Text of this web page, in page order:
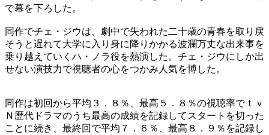
で幕を下ろした。
同作でチェ・ジウは、劇中で失われた二十歳の青春を取り戻
そうと遅れて大学に入り身に降りかかる波瀾万丈な出来事を
乗り越えていくハ・ノラ役を熱演した。チェ・ジウにしか出
せない演技力で視聴者の心をつかみ人気を博した。
同作は初回から平均３．８％、最高５．８％の視聴率でｔｖ
Ｎ歴代ドラマのうち最高の成績を記録してスタートを切った
ことに続き、最終回で平均７．６％、最高８．９％を記録し